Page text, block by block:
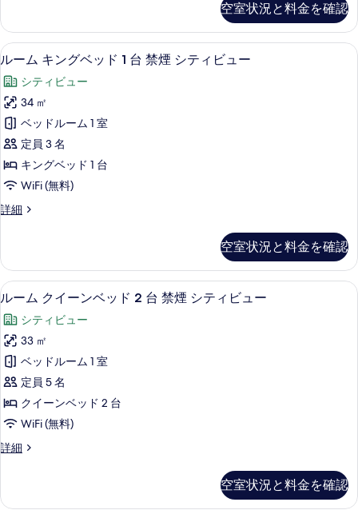
て
の
写
真
を
表
示
す
る
の
詳
細
ー
ト
キ
ン
グ
ベ
ッ
ド
1
台
(Fallsview)
の
す
べ
て
の
写
真
を
表
す
ン
シ
ャ
ス
イ
ー
ト
キ
ン
グ
ベ
ッ
ド
禁
煙
(Fallsview)
の
詳
細
空室状況と料金を確認
ル
ー
ム
キ
ン
グ
ベ
ド
台
禁
煙
シ
テ
ィ
ビ
ュ
ー
の
て
ルーム キングベッド 1 台 禁煙 シテ
6
ルーム キングベッド 1 台 禁煙 シティビュー
シティビュー
34 ㎡
ベッドルーム 1 室
定員 3 名
キングベッド 1 台
WiFi (無料)
詳細
ル
ン
グ
ベ
ド
台
禁
煙
シ
テ
ィ
ビ
ュ
詳
細
空室状況と料金を確認
ル
ー
ム
ク
イ
ー
ン
ッ
2
羽毛の掛け布団、ピロートップベッ
6
ルーム クイーンベッド 2 台 禁煙 シティビュー
シティビュー
33 ㎡
ベッドルーム 1 室
定員 5 名
クイーンベッド 2 台
WiFi (無料)
詳細
ル
イ
空室状況と料金を確認